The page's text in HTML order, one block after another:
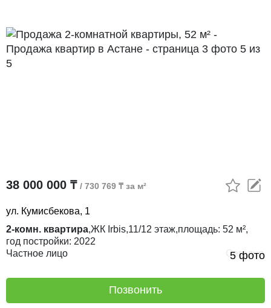
5 фото
38 000 000 ₸ / 730 769 ₸ за м²
ул. Кумисбекова, 1
2-комн. квартира,ЖК Irbis,11/12 этаж,площадь: 52 м²,
год постройки: 2022
Частное лицо
Сегодня
Позвонить